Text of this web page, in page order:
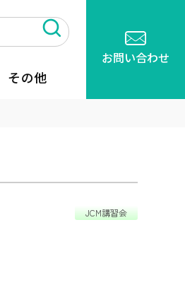
お問い合わせ
その他
JCM講習会